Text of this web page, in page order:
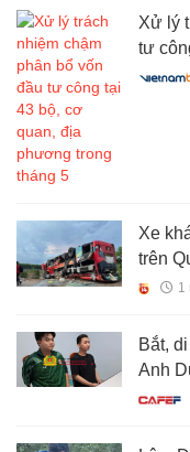
Xử lý
tư
trong
Xe
trên
1
Bắt,
Anh